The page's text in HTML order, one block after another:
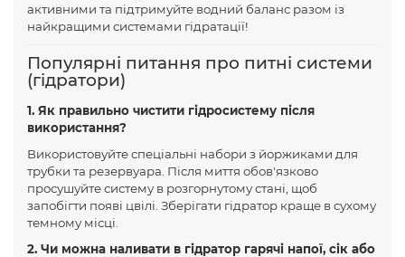
активними та підтримуйте водний баланс разом із
найкращими системами гідратації!
Популярні питання про питні системи
(гідратори)
1. Як правильно чистити гідросистему після
використання?
Використовуйте спеціальні набори з йоржиками для
трубки та резервуара. Після миття обов'язково
просушуйте систему в розгорнутому стані, щоб
запобігти появі цвілі. Зберігати гідратор краще в сухому
темному місці.
2. Чи можна наливати в гідратор гарячі напої, сік або